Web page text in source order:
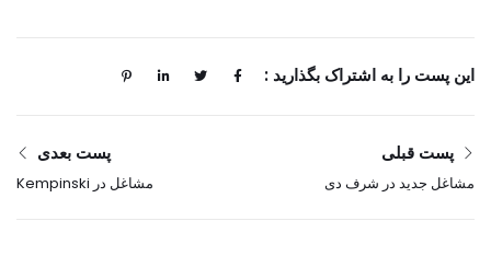
این پست را به اشتراک بگذارید :
پست قبلی
مشاغل جدید در شرف دی
پست بعدی
مشاغل در Kempinski